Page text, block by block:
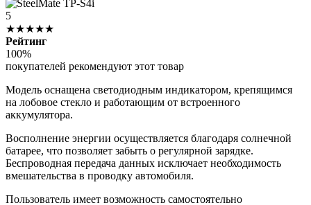
5
★★★★★
Рейтинг
100%
покупателей рекомендуют этот товар
Модель оснащена светодиодным индикатором, крепящимся
на лобовое стекло и работающим от встроенного
аккумулятора.
Восполнение энергии осуществляется благодаря солнечной
батарее, что позволяет забыть о регулярной зарядке.
Беспроводная передача данных исключает необходимость
вмешательства в проводку автомобиля.
Пользователь имеет возможность самостоятельно